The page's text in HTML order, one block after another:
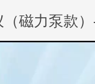
（磁力泵款